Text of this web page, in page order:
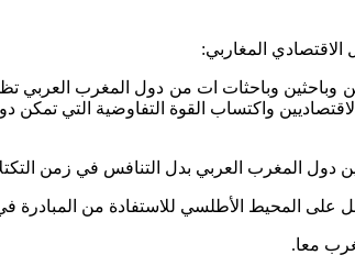
الاقتصادي المغاربي:
وباحثات ات من دول المغرب العربي
واكتساب القوة التفاوضية التي
المغرب العربي بدل التنافس في زمن
على المحيط الأطلسي للاستفادة من المبادرة في
معا.